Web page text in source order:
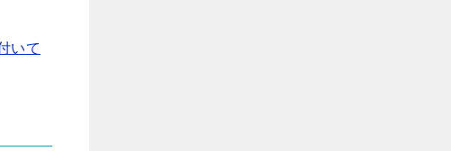
いて